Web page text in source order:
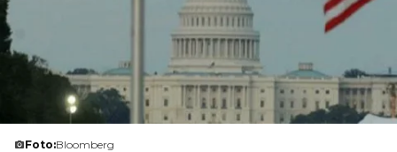
Foto:Bloomberg